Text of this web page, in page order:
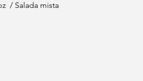
/ Salada mista